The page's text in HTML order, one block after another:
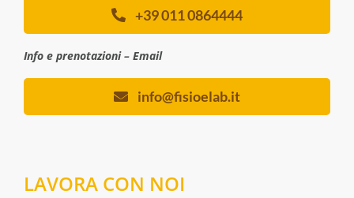
+39 011 0864444
Info e prenotazioni – Email
info@fisioelab.it
LAVORA CON NOI